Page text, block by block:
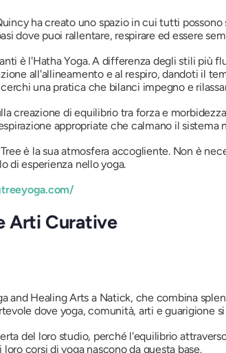
ha creato uno spazio in cui tutti
dove puoi rallentare, respirare ed essere
è l'Hatha Yoga. A differenza degli stili più
all'allineamento e al respiro, dandoti il
una pratica che bilanci impegno e
creazione di equilibrio tra forza e
appropriate che calmano il sistema
è la sua atmosfera accogliente. Non è
di esperienza nello yoga.
Arti Curative
and Healing Arts a Natick, che combina
dove yoga, comunità, arti e guarigione
del loro studio, perché l'equilibrio
corsi di yoga nascono da questa base.